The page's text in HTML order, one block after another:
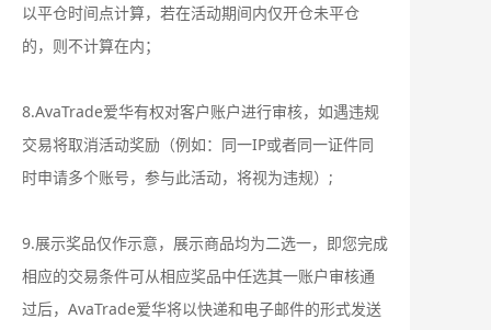
以平仓时间点计算，若在活动期间内仅开仓未平仓
的，则不计算在内；
8.AvaTrade爱华有权对客户账户进行审核，如遇违规
交易将取消活动奖励（例如：同一IP或者同一证件同
时申请多个账号，参与此活动，将视为违规）;
9.展示奖品仅作示意，展示商品均为二选一，即您完成
相应的交易条件可从相应奖品中任选其一账户审核通
过后，AvaTrade爱华将以快递和电子邮件的形式发送